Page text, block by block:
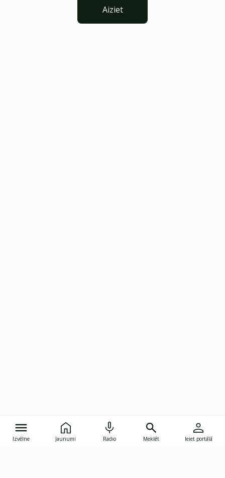
Aiziet
Izvēlne Jaunumi Radio Meklēt Ieiet portālā